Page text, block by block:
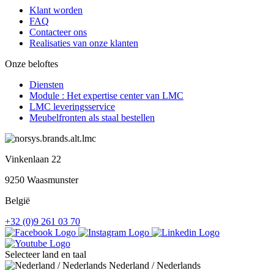
Klant worden
FAQ
Contacteer ons
Realisaties van onze klanten
Onze beloftes
Diensten
Module : Het expertise center van LMC
LMC leveringsservice
Meubelfronten als staal bestellen
Vinkenlaan 22
9250 Waasmunster
België
+32 (0)9 261 03 70
Selecteer land en taal
Nederland / Nederlands